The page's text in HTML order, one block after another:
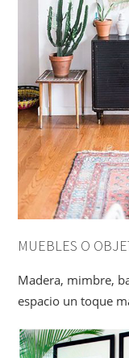
MUEBLES O
Madera, mimbre,
espacio un toque